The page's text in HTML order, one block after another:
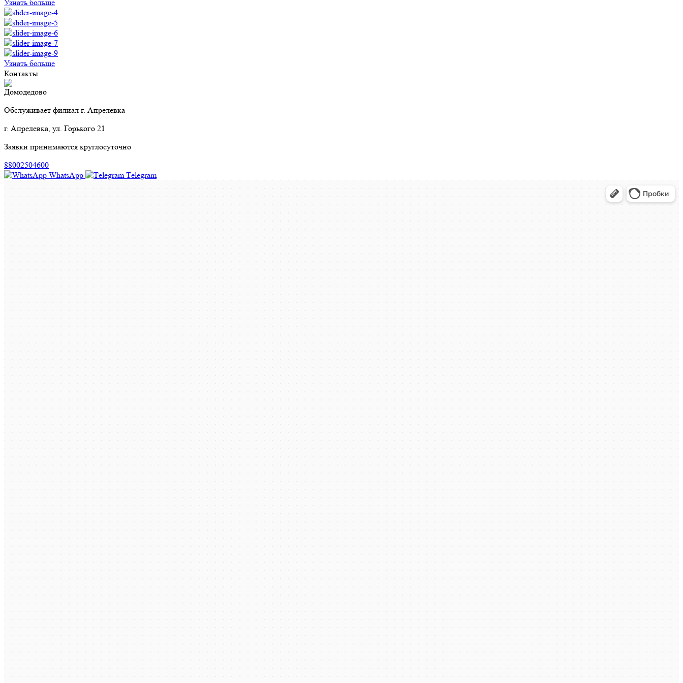
Узнать больше
Узнать больше
Контакты
Домодедово
Обслуживает филиал г. Апрелевка
г. Апрелевка, ул. Горького 21
Заявки принимаются круглосуточно
88002504600
WhatsApp
Тelegram